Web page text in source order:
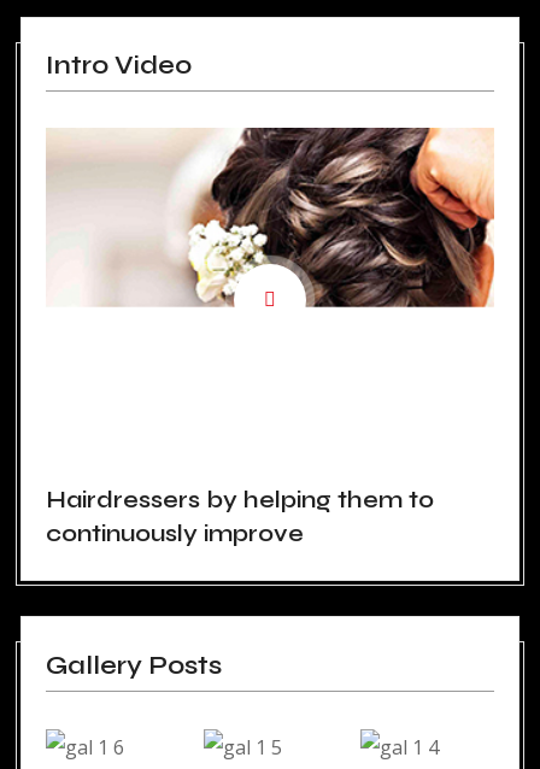
Intro Video
Hairdressers by helping them to
continuously improve
Gallery Posts